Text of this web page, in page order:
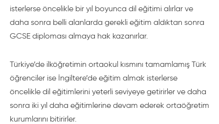
ziyaret edebilirsiniz.
isterlerse öncelikle bir yıl boyunca dil eğitimi alırlar ve
daha sonra belli alanlarda gerekli eğitim aldıktan sonra
GCSE diploması almaya hak kazanırlar.
Türkiye’de ilköğretimin ortaokul kısmını tamamlamış Türk
öğrenciler ise İngiltere’de eğitim almak isterlerse
öncelikle dil eğitimlerini yeterli seviyeye getirirler ve daha
sonra iki yıl daha eğitimlerine devam ederek ortaöğretim
kurumlarını bitirirler.